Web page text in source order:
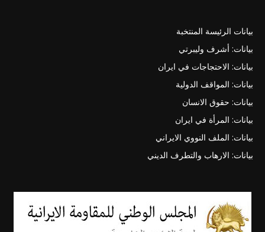
بيانات الرئيسة المنتخبة
بيانات: أشرف وليبرتي
بيانات: الاحتجاجات في ايران
بيانات: المواقف الدولية
بيانات: حقوق الانسان
بيانات: المرأة في ايران
بيانات: الملف النووي الايراني
بيانات: الارهاب والتطرف الديني